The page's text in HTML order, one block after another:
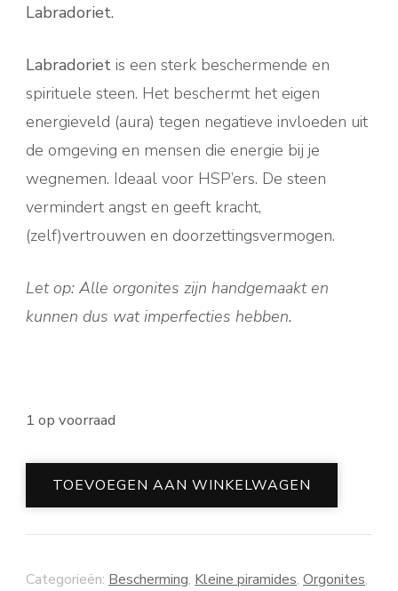
Labradoriet.
Labradoriet is een sterk beschermende en
spirituele steen. Het beschermt het eigen
energieveld (aura) tegen negatieve invloeden uit
de omgeving en mensen die energie bij je
wegnemen. Ideaal voor HSP’ers. De steen
vermindert angst en geeft kracht,
(zelf)vertrouwen en doorzettingsvermogen.
Let op: Alle orgonites zijn handgemaakt en
kunnen dus wat imperfecties hebben.
1 op voorraad
Protection
aantalTOEVOEGEN AAN WINKELWAGEN
Categorieën: Bescherming, Kleine piramides, Orgonites,